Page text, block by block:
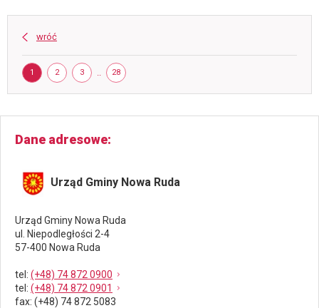
ludwikowice
-
wykaz
wróć
Strona
STRONA
1 STRONA
2 STRONA
3 STRONA
28
Dane adresowe
Urząd Gminy Nowa Ruda
Urząd Gminy Nowa Ruda
ul. Niepodległości 2-4
57-400 Nowa Ruda
tel : (+48) 74 872 0900
tel : (+48) 74 872 0901
fax: (+48) 74 872 5083